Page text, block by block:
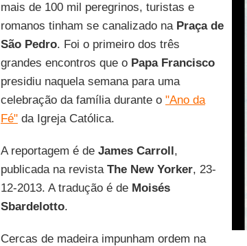
mais de 100 mil peregrinos, turistas e
romanos tinham se canalizado na Praça de
São Pedro. Foi o primeiro dos três
grandes encontros que o Papa Francisco
presidiu naquela semana para uma
celebração da família durante o "Ano da
Fé"da Igreja Católica.
A reportagem é de James Carroll,
publicada na revista The New Yorker, 23-
12-2013. A tradução é de Moisés
Sbardelotto.
Cercas de madeira impunham ordem na